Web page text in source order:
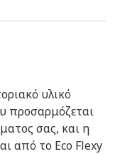
υλικό
προσαρμόζεται
σας, και η
από το Eco Flexy